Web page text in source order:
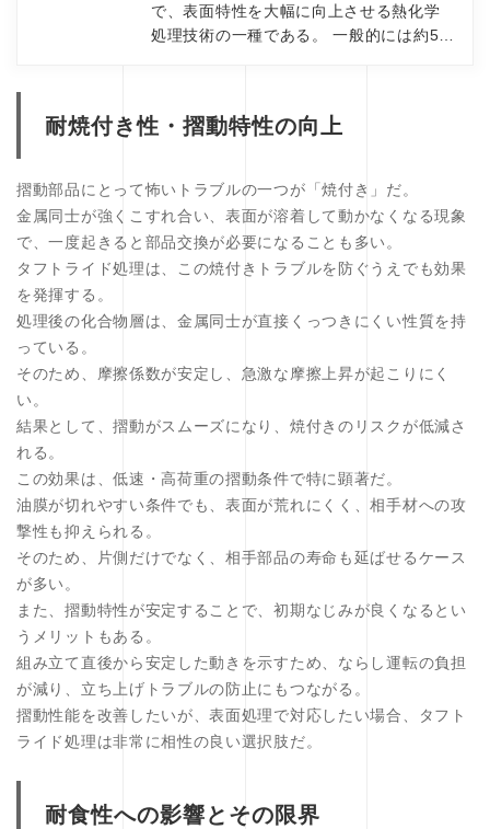
で、表面特性を大幅に向上させる熱化学
処理技術の一種である。 一般的には約5…
耐焼付き性・摺動特性の向上
摺動部品にとって怖いトラブルの一つが「焼付き」だ。
金属同士が強くこすれ合い、表面が溶着して動かなくなる現象
で、一度起きると部品交換が必要になることも多い。
タフトライド処理は、この焼付きトラブルを防ぐうえでも効果
を発揮する。
処理後の化合物層は、金属同士が直接くっつきにくい性質を持
っている。
そのため、摩擦係数が安定し、急激な摩擦上昇が起こりにく
い。
結果として、摺動がスムーズになり、焼付きのリスクが低減さ
れる。
この効果は、低速・高荷重の摺動条件で特に顕著だ。
油膜が切れやすい条件でも、表面が荒れにくく、相手材への攻
撃性も抑えられる。
そのため、片側だけでなく、相手部品の寿命も延ばせるケース
が多い。
また、摺動特性が安定することで、初期なじみが良くなるとい
うメリットもある。
組み立て直後から安定した動きを示すため、ならし運転の負担
が減り、立ち上げトラブルの防止にもつながる。
摺動性能を改善したいが、表面処理で対応したい場合、タフト
ライド処理は非常に相性の良い選択肢だ。
耐食性への影響とその限界